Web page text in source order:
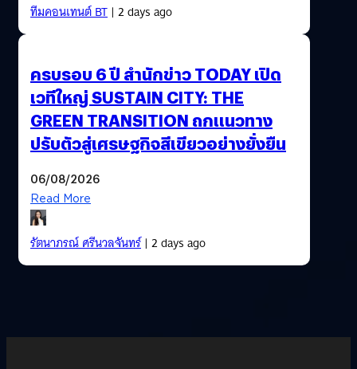
ทีมคอนเทนต์ BT| 2 days ago
ครบรอบ 6 ปี สำนักข่าว TODAY เปิด
เวทีใหญ่ SUSTAIN CITY: THE
GREEN TRANSITION ถกแนวทาง
ปรับตัวสู่เศรษฐกิจสีเขียวอย่างยั่งยืน
06/08/2026
Read More
รัตนาภรณ์ ศรีนวลจันทร์| 2 days ago